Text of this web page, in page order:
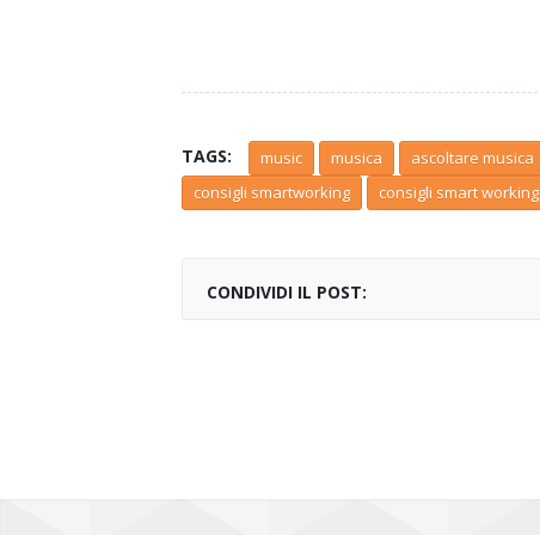
TAGS: music musica ascoltare musica
consigli smartworking
consigli smart working
CONDIVIDI IL POST: